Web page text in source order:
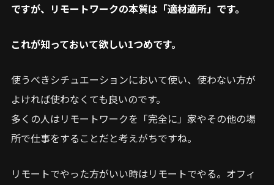
ですが、リモートワークの本質は「適材適所」です。
これが知っておいて欲しい1つめです。
使うべきシチュエーションにおいて使い、使わない方が
よければ使わなくても良いのです。
多くの人はリモートワークを「完全に」家やその他の場
所で仕事をすることだと考えがちですね。
リモートでやった方がいい時はリモートでやる。オフィ